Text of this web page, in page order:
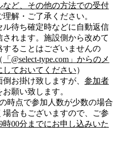
など、その他の方法での受付
解・ご了承ください。
ル待ち確定時などに自動返信
されます。施設側から改めて
することはございませんの
「@select-type.com」からのメ
ておいてください）
お掛け致しますが、 参加者
お願い致します。
時点で参加人数が少数の場合
合もございますので、ご参
時00分までにお申し込みいた